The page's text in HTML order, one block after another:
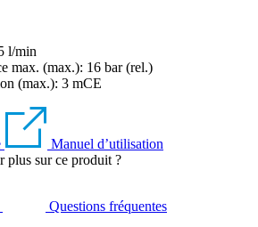
l/min
max. (max.): 16 bar (rel.)
(max.): 3 mCE
Manuel d’utilisation
plus sur ce produit ?
Questions fréquentes